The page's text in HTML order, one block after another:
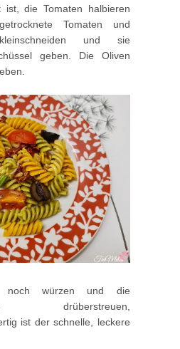
ist, die Tomaten halbieren
Tomaten und
und sie
geben. Die Oliven
noch würzen und die
drüberstreuen,
ist der schnelle, leckere